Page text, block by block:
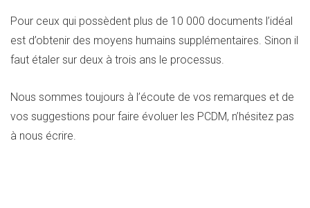
Pour ceux qui possèdent plus de 10 000 documents l’idéal
est d’obtenir des moyens humains supplémentaires. Sinon il
faut étaler sur deux à trois ans le processus.
Nous sommes toujours à l’écoute de vos remarques et de
vos suggestions pour faire évoluer les PCDM, n’hésitez pas
à nous écrire.